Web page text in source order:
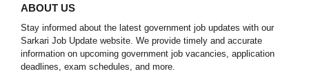
ABOUT US
Stay informed about the latest government job updates with our
Sarkari Job Update website. We provide timely and accurate
information on upcoming government job vacancies, application
deadlines, exam schedules, and more.